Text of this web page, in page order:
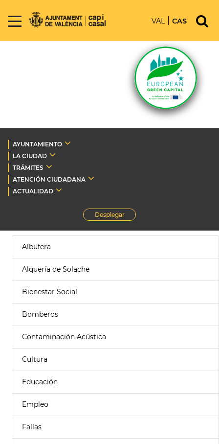
VAL CAS
AYUNTAMIENTO
LA CIUDAD
TRÁMITES
ATENCIÓN CIUDADANA
ACTUALIDAD
Desplegar
Albufera
Alquería de Solache
Bienestar Social
Bomberos
Contaminación Acústica
Cultura
Educación
Empleo
Fallas